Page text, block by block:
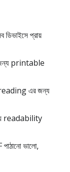
ডিভাইসে প্রায়
printable
এর জন্য
readability
ভালো,